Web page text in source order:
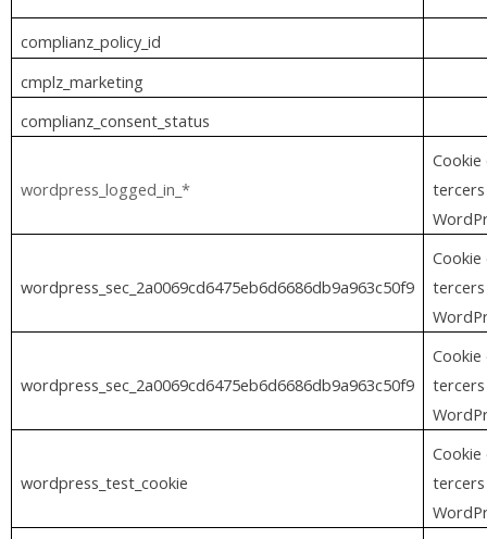
complianz_policy_id
cmplz_marketing
complianz_consent_status
wordpress_logged_in_*
Cookie
wordpress_sec_2a0069cd6475eb6d6686db9a963c50f9
Cookie
wordpress_sec_2a0069cd6475eb6d6686db9a963c50f9
Cookie
wordpress_test_cookie
Cookie